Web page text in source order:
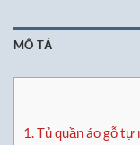
MÔ TẢ
1.Tủ quần áo gỗ tự